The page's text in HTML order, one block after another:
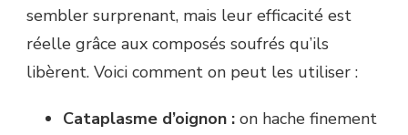
sembler surprenant, mais leur efficacité est
réelle grâce aux composés soufrés qu’ils
libèrent. Voici comment on peut les utiliser :
Cataplasme d’oignon : on hache finement